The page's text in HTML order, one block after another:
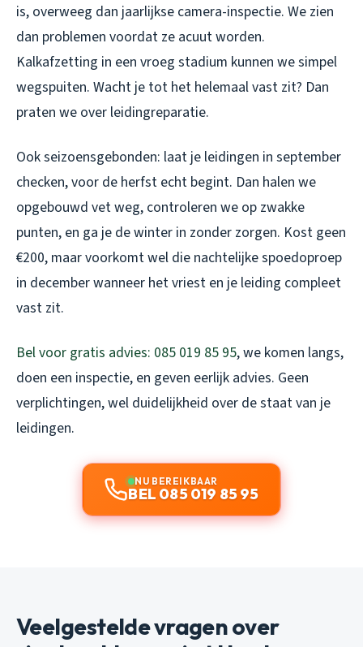
is, overweeg dan jaarlijkse camera-inspectie. We zien
dan problemen voordat ze acuut worden.
Kalkafzetting in een vroeg stadium kunnen we simpel
wegspuiten. Wacht je tot het helemaal vast zit? Dan
praten we over leidingreparatie.
Ook seizoensgebonden: laat je leidingen in september
checken, voor de herfst echt begint. Dan halen we
opgebouwd vet weg, controleren we op zwakke
punten, en ga je de winter in zonder zorgen. Kost geen
€200, maar voorkomt wel die nachtelijke spoedoproep
in december wanneer het vriest en je leiding compleet
vast zit.
Bel voor gratis advies: 085 019 85 95, we komen langs,
doen een inspectie, en geven eerlijk advies. Geen
verplichtingen, wel duidelijkheid over de staat van je
leidingen.
NU BEREIKBAAR
BEL 085 019 85 95
Veelgestelde vragen over